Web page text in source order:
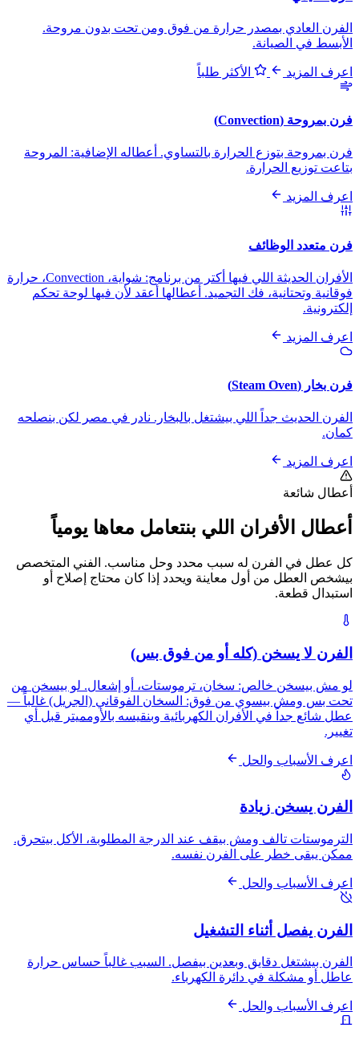
الفرن العادي بمصدر حرارة من فوق ومن تحت بدون مروحة.
الأبسط في الصيانة.
اعرف المزيد الأكثر طلباً
فرن بمروحة (Convection)
فرن بمروحة بتوزع الحرارة بالتساوي. أعطاله الإضافية: المروحة
بتاعت توزيع الحرارة.
اعرف المزيد
فرن متعدد الوظائف
الأفران الحديثة اللي فيها أكتر من برنامج: شواية، Convection، حرارة
فوقانية وتحتانية، فك التجميد. أعطالها أعقد لأن فيها لوحة تحكم
إلكترونية.
اعرف المزيد
فرن بخار (Steam Oven)
الفرن الحديث جداً اللي بيشتغل بالبخار. نادر في مصر لكن بنصلحه
كمان.
اعرف المزيد
أعطال شائعة
أعطال الأفران اللي بنتعامل معاها يومياً
كل عطل في الفرن له سبب محدد وحل مناسب. الفني المتخصص
بيشخص العطل من أول معاينة ويحدد إذا كان محتاج إصلاح أو
استبدال قطعة.
الفرن لا يسخن (كله أو من فوق بس)
لو مش بيسخن خالص: سخان، ترموستات، أو إشعال. لو بيسخن من
تحت بس ومش بيسوي من فوق: السخان الفوقاني (الجريل) غالباً —
عطل شائع جداً في الأفران الكهربائية وبنقيسه بالأومميتر قبل أي
تغيير.
اعرف الأسباب والحل
الفرن يسخن زيادة
الترموستات تالف ومش بيقف عند الدرجة المطلوبة، الأكل بيتحرق.
ممكن يبقى خطر على الفرن نفسه.
اعرف الأسباب والحل
الفرن يفصل أثناء التشغيل
الفرن بيشتغل دقايق وبعدين بيفصل. السبب غالباً حساس حرارة
عاطل أو مشكلة في دائرة الكهرباء.
اعرف الأسباب والحل